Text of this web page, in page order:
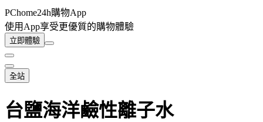
PChome24h購物App
使用App享受更優質的購物體驗
立即體驗
全站
台鹽海洋鹼性離子水